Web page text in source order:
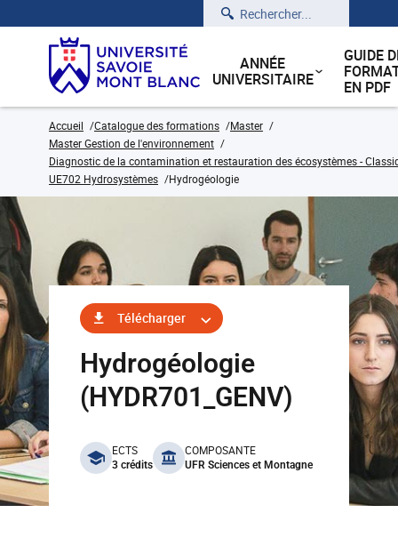
Rechercher
ANNÉE
UNIVERSITAIRE
GUIDE
EN PDF
Accueil Catalogue des formations
Master
Master Gestion de l'environnement
Diagnostic de la contamination et restauration des écosystèmes -
UE702 Hydrosystèmes
Hydrogéologie
Télécharger
Hydrogéologie
(HYDR701_GENV)
benefits
ECTS
3 crédits
COMPOSANTE
UFR Sciences et Montagne